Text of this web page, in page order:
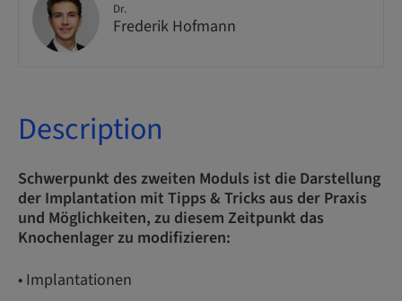
Dr.
Frederik Hofmann
Description
Schwerpunkt des zweiten Moduls ist die Darstellung
der Implantation mit Tipps & Tricks aus der Praxis
und Möglichkeiten, zu diesem Zeitpunkt das
Knochenlager zu modifizieren:
• Implantationen